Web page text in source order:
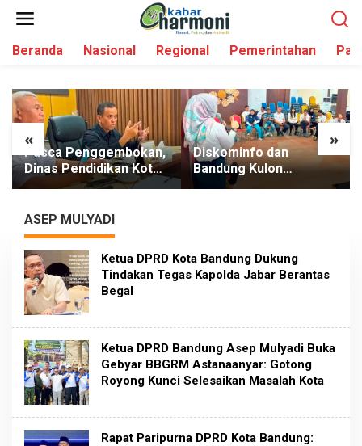
Beranda Nasional Regional Pemerintahan
« »
Pasca Penggembokan,
Dinas Pendidikan Kota
Bandung Jamin
Bojongloa Tetap
Berjalan
Diskominfo dan
Bandung Kulon
Sinkronkan
ASEP MULYADI
Ketua DPRD Kota Bandung Dukung
Tindakan Tegas Kapolda Jabar Berantas
Begal
Ketua DPRD Bandung Asep Mulyadi Buka
Gebyar BBGRM Astanaanyar: Gotong
Royong Kunci Selesaikan Masalah Kota
Rapat Paripurna DPRD Kota Bandung: